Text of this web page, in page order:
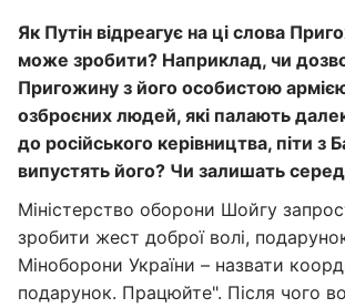
Як Путін відреагує на ці слова
може зробити? Наприклад, чи
Пригожину з його особистою
озброєних людей, які палають
до російського керівництва, піти з
випустять його? Чи залишать
Міністерство оборони Шойгу
зробити жест доброї волі,
Міноборони України – назвати
подарунок. Працюйте". Після чого